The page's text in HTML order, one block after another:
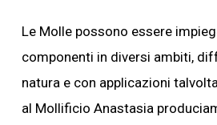
Le Molle possono essere
componenti in diversi ambiti,
natura e con applicazioni
al Mollificio Anastasia